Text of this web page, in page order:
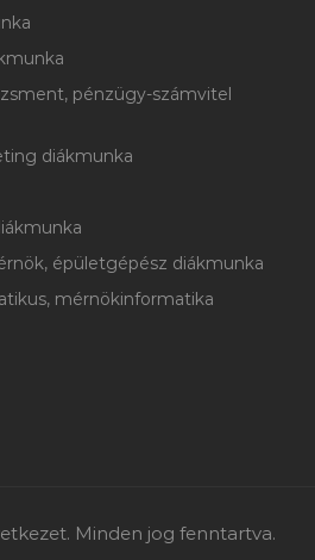
pénzügy-számvitel
diákmunka
épületgépész diákmunka
mérnökinformatika
Minden jog fenntartva.